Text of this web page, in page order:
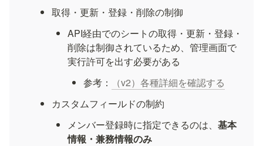
取得・更新・登録・削除の制御
API経由でのシートの取得・更新・登録・
削除は制御されているため、管理画面で
実行許可を出す必要がある
参考：
（v2）各種詳細を確認する
カスタムフィールドの制約
メンバー登録時に指定できるのは、 基本
情報・兼務情報のみ